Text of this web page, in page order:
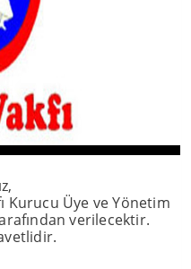
Kurucu Üye ve Yönetim
verilecektir.